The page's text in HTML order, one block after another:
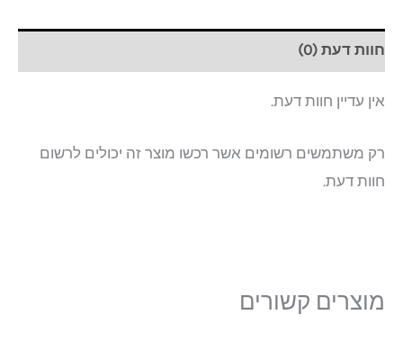
חוות דעת (0)
אין עדיין חוות דעת.
רק משתמשים רשומים אשר רכשו מוצר זה יכולים לרשום
חוות דעת.
מוצרים קשורים